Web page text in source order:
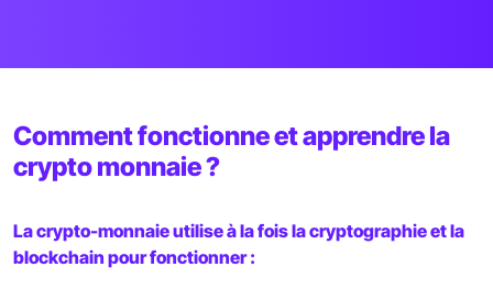
Comment fonctionne et apprendre la
crypto monnaie ?
La crypto-monnaie utilise à la fois la cryptographie et la
blockchain pour fonctionner :